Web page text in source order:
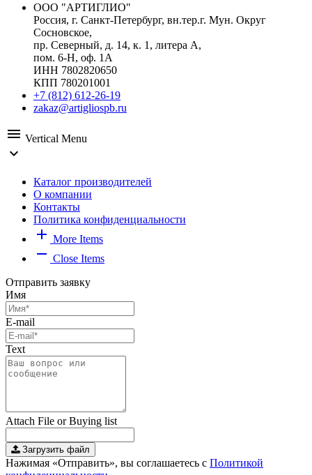
ООО "АРТИГЛИО"
Россия, г. Санкт-Петербург, вн.тер.г. Мун. Округ
Сосновское,
пр. Северный, д. 14, к. 1, литера А,
пом. 6-Н, оф. 1А
ИНН 7802820650
КПП 780201001
+7 (812) 612-26-19
zakaz@artigliospb.ru
menu Vertical Menu
expand_more
Каталог производителей
О компании
Контакты
Политика конфиденциальности
add More Items
remove Close Items
Отправить заявку
Имя
E-mail
Text
Attach File or Buying list
Загрузить файл
Нажимая «Отправить», вы соглашаетесь с Политикой